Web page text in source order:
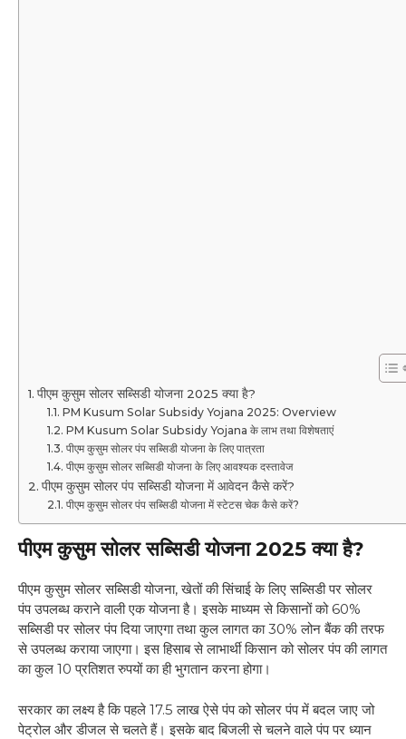
पीएम कुसुम सोलर सब्सिडी योजना 2025 क्या है?
PM Kusum Solar Subsidy Yojana 2025: Overview
PM Kusum Solar Subsidy Yojana के लाभ तथा विशेषताएं
पीएम कुसुम सोलर पंप सब्सिडी योजना के लिए पात्रता
पीएम कुसुम सोलर सब्सिडी योजना के लिए आवश्यक दस्तावेज
पीएम कुसुम सोलर पंप सब्सिडी योजना में आवेदन कैसे करें?
पीएम कुसुम सोलर पंप सब्सिडी योजना में स्टेटस चेक कैसे करें?
पीएम कुसुम सोलर सब्सिडी योजना 2025 क्या है?
पीएम कुसुम सोलर सब्सिडी योजना, खेतों की सिंचाई के लिए सब्सिडी पर सोलर
पंप उपलब्ध कराने वाली एक योजना है। इसके माध्यम से किसानों को 60%
सब्सिडी पर सोलर पंप दिया जाएगा तथा कुल लागत का 30% लोन बैंक की तरफ
से उपलब्ध कराया जाएगा। इस हिसाब से लाभार्थी किसान को सोलर पंप की लागत
का कुल 10 प्रतिशत रुपयों का ही भुगतान करना होगा।
सरकार का लक्ष्य है कि पहले 17.5 लाख ऐसे पंप को सोलर पंप में बदल जाए जो
पेट्रोल और डीजल से चलते हैं। इसके बाद बिजली से चलने वाले पंप पर ध्यान